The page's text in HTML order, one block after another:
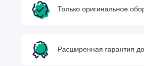
Только оригинальное
Расширенная гарантия